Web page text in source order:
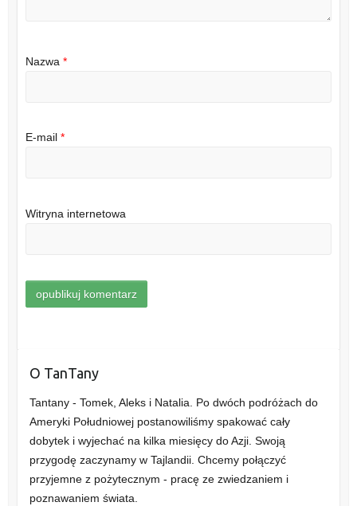
Nazwa *
E-mail *
Witryna internetowa
O TanTany
Tantany - Tomek, Aleks i Natalia. Po dwóch podróżach do
Ameryki Południowej postanowiliśmy spakować cały
dobytek i wyjechać na kilka miesięcy do Azji. Swoją
przygodę zaczynamy w Tajlandii. Chcemy połączyć
przyjemne z pożytecznym - pracę ze zwiedzaniem i
poznawaniem świata.